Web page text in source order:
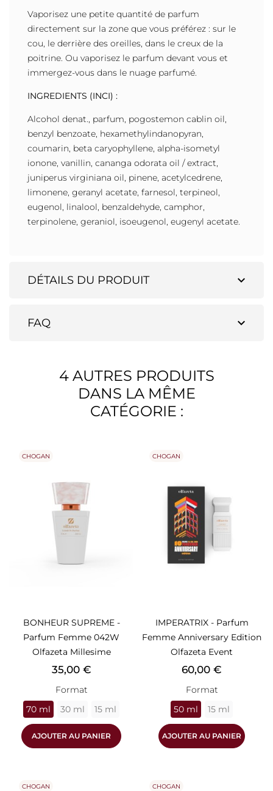
Vaporisez une petite quantité de parfum
directement sur la zone que vous préférez : sur le
cou, le derrière des oreilles, dans le creux de la
poitrine. Ou vaporisez le parfum devant vous et
immergez-vous dans le nuage parfumé.
INGREDIENTS (INCI) :
Alcohol denat., parfum, pogostemon cablin oil,
benzyl benzoate, hexamethylindanopyran,
coumarin, beta caryophyllene, alpha-isometyl
ionone, vanillin, cananga odorata oil / extract,
juniperus virginiana oil, pinene, acetylcedrene,
limonene, geranyl acetate, farnesol, terpineol,
eugenol, linalool, benzaldehyde, camphor,
terpinolene, geraniol, isoeugenol, eugenyl acetate.
expand_more
DÉTAILS DU PRODUIT
expand_more
FAQ
4 AUTRES PRODUITS
DANS LA MÊME
CATÉGORIE :
BONHEUR SUPREME -
Parfum Femme 042W
Olfazeta Millesime
Prix
35,00 €
Format
70 ml
30 ml 15 ml
AJOUTER AU PANIER
CHOGAN
IMPERATRIX - Parfum
Femme Anniversary Edition
Olfazeta Event
Prix
60,00 €
Format
50 ml
15 ml
AJOUTER AU PANIER
CHOGAN
CHOGAN CHOGAN